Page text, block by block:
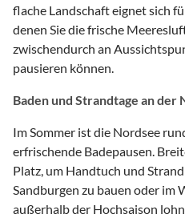
flache Landschaft eignet sich
denen Sie die frische
zwischendurch an
pausieren können.
Baden und Strandtage an der
Im Sommer ist die Nordsee
erfrischende Badepausen.
Platz, um Handtuch und
Sandburgen zu bauen oder im
außerhalb der Hochsaison